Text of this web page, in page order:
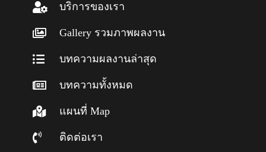
บริการของเรา
Gallery รวมภาพผลงาน
บทความผลงานล่าสุด
บทความทั้งหมด
แผนที่ Map
ติดต่อเรา